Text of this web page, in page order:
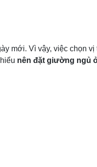
mới. Vì vậy, việc chọn
nên đặt giường ngủ